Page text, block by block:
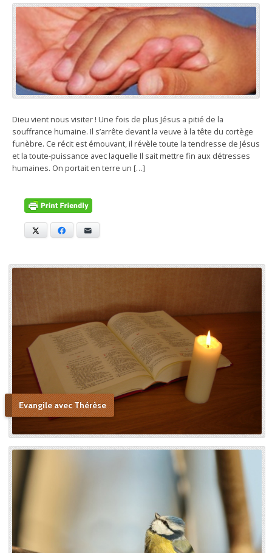
Dieu vient nous visiter ! Une fois de plus Jésus a pitié de la
souffrance humaine. Il s’arrête devant la veuve à la tête du cortège
funèbre. Ce récit est émouvant, il révèle toute la tendresse de Jésus
et la toute-puissance avec laquelle Il sait mettre fin aux détresses
humaines. On portait en terre un […]
Facebook
Evangile avec Thérèse